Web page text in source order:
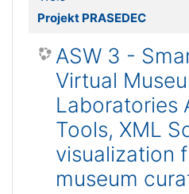
Projekt PRASEDEC
ASW 3 -
Virtual
Laboratories
Tools, XML
visualization
museum